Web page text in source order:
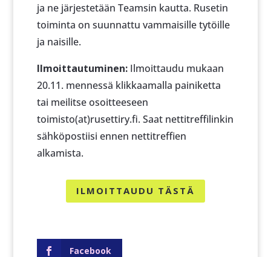
ja ne järjestetään Teamsin kautta. Rusetin
toiminta on suunnattu vammaisille tytöille
ja naisille.
Ilmoittautuminen:Ilmoittaudu mukaan
20.11. mennessä klikkaamalla painiketta
tai meilitse osoitteeseen
toimisto(at)rusettiry.fi. Saat nettitreffilinkin
sähköpostiisi ennen nettitreffien
alkamista.
ILMOITTAUDU TÄSTÄ
Facebook